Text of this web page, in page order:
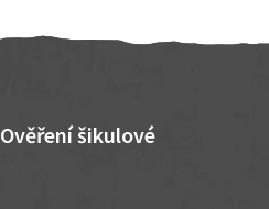
Ověření šikulové